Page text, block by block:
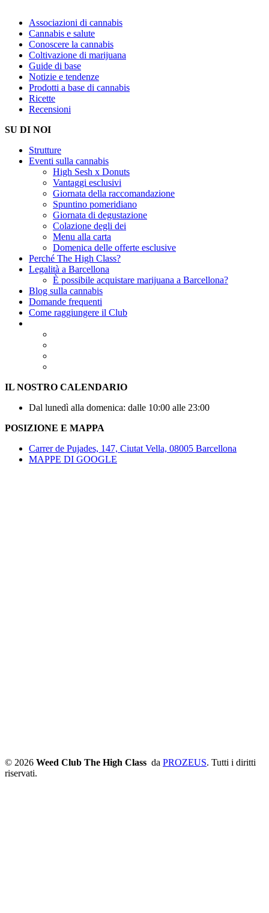
Associazioni di cannabis
Cannabis e salute
Conoscere la cannabis
Coltivazione di marijuana
Guide di base
Notizie e tendenze
Prodotti a base di cannabis
Ricette
Recensioni
SU DI NOI
Strutture
Eventi sulla cannabis
High Sesh x Donuts
Vantaggi esclusivi
Giornata della raccomandazione
Spuntino pomeridiano
Giornata di degustazione
Colazione degli dei
Menu alla carta
Domenica delle offerte esclusive
Perché The High Class?
Legalità a Barcellona
È possibile acquistare marijuana a Barcellona?
Blog sulla cannabis
Domande frequenti
Come raggiungere il Club
IL NOSTRO CALENDARIO
Dal lunedì alla domenica: dalle 10:00 alle 23:00
POSIZIONE E MAPPA
Carrer de Pujades, 147, Ciutat Vella, 08005 Barcellona
MAPPE DI GOOGLE
© 2026 Weed Club The High Class da PROZEUS. Tutti i diritti
riservati.